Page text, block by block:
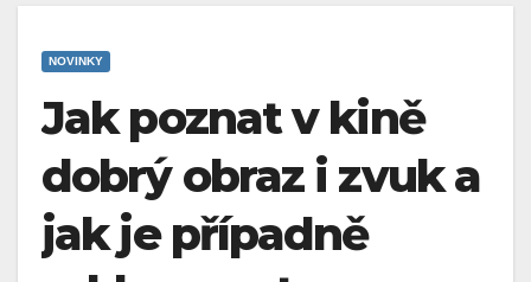
NOVINKY
Jak poznat v kině
dobrý obraz i zvuk a
jak je případně